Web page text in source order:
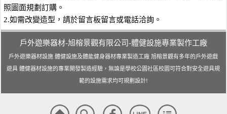
照圖面規劃訂購。
2.如需改變造型，請於留言板留言或電話洽詢。
戶外遊樂器材-旭榕景觀有限公司-體健設施專業製作工廠
戶外遊樂器材設施 體健設施及體能健身器材專業製造工廠 旭榕景觀有多年的戶外遊戲
遊具 體健器材設施的專業開發製造經驗，無論是學校公園社區校園可符合對安全遊具規
範的設施需求均可規劃設計!